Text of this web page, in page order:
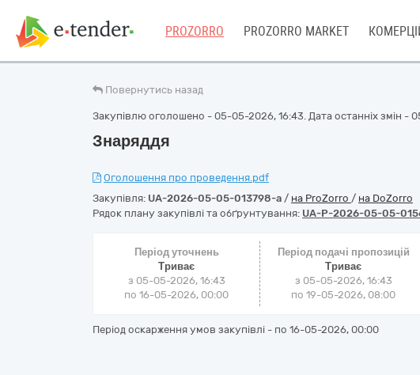
PROZORRO PROZORRO MARKET
Повернутись назад
Закупівлю оголошено - 05-05-2026, 16:43. Дата останніх змін -
Знаряддя
Оголошення про проведення.pdf
Закупівля: UA-2026-05-05-013798-a / на ProZorro / на DoZorro
Рядок плану закупівлі та обґрунтування: UA-P-2026-05-05-
Період уточнень
Триває
з 05-05-2026, 16:43
по 16-05-2026, 00:00
Період подачі пропозицій
Триває
з 05-05-2026, 16:43
по 19-05-2026, 08:00
Період оскарження умов закупівлі - по 16-05-2026, 00:00